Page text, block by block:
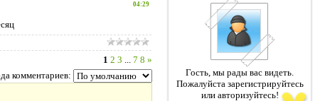
04:29
1 2 3 ... 7 8 »
комментариев:
Гость, мы рады вас видеть.
Пожалуйста зарегистрируйтесь
или авторизуйтесь!